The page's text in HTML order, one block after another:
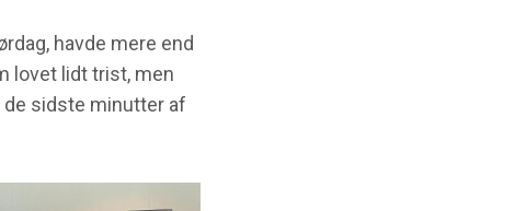
havde mere end
lovet lidt trist, men
sidste minutter af